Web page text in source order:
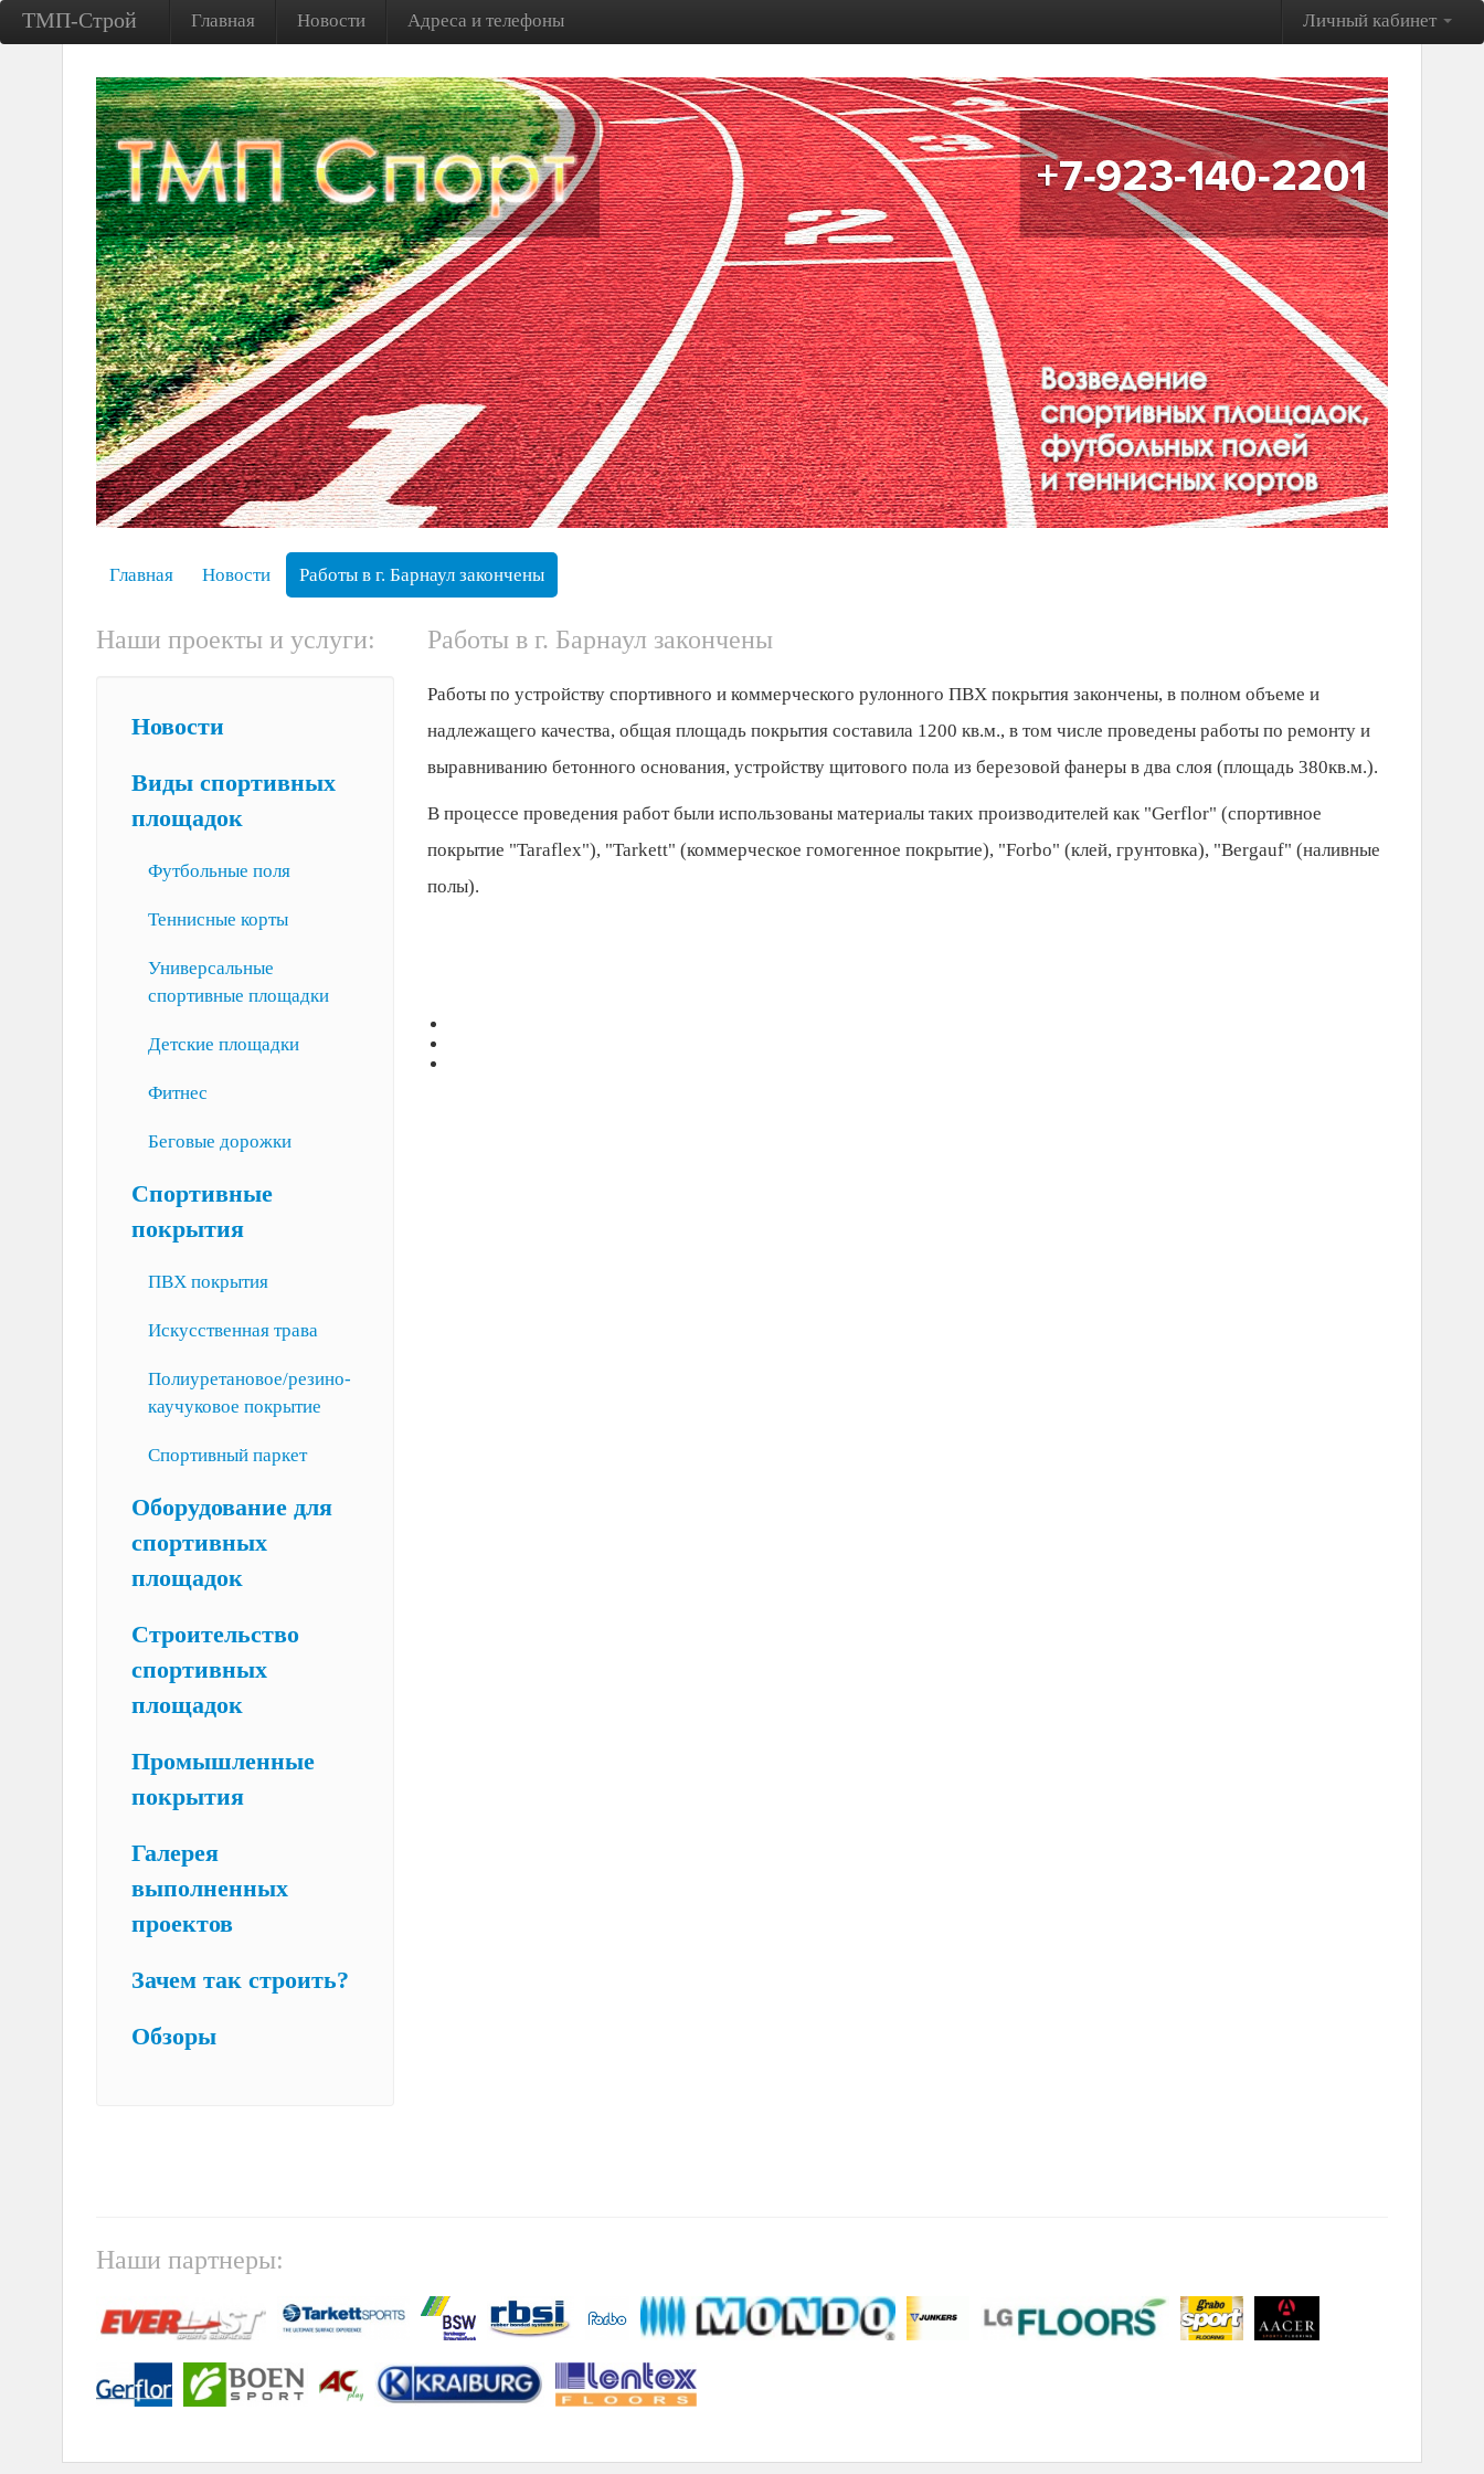
ТМП-Строй Главная Новости Адреса и телефоны Личный кабинет
Главная Новости Работы в г. Барнаул закончены
Наши проекты и услуги:
Новости
Виды спортивных
площадок
Футбольные поля
Теннисные корты
Универсальные
спортивные площадки
Детские площадки
Фитнес
Беговые дорожки
Спортивные
покрытия
ПВХ покрытия
Искусственная трава
Полиуретановое/резино-
каучуковое покрытие
Спортивный паркет
Оборудование для
спортивных
площадок
Строительство
спортивных
площадок
Промышленные
покрытия
Галерея
выполненных
проектов
Зачем так строить?
Обзоры
Работы в г. Барнаул закончены
Работы по устройству спортивного и коммерческого рулонного ПВХ покрытия закончены, в полном объеме и
надлежащего качества, общая площадь покрытия составила 1200 кв.м., в том числе проведены работы по ремонту и
выравниванию бетонного основания, устройству щитового пола из березовой фанеры в два слоя (площадь 380кв.м.).
В процессе проведения работ были использованы материалы таких производителей как "Gerflor" (спортивное
покрытие "Taraflex"), "Tarkett" (коммерческое гомогенное покрытие), "Forbo" (клей, грунтовка), "Bergauf" (наливные
полы).
Наши партнеры: